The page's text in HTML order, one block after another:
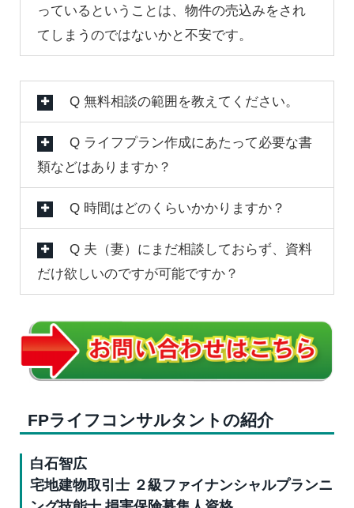
っているということは、物件の売込みをされ
てしまうのではないかと不安です。
Q 無料相談の範囲を教えてください。
Q ライフプラン作成にあたって必要な書
類などはありますか？
Q 時間はどのくらいかかりますか？
Q 夫（妻）にまだ相談しておらず、資料
だけ欲しいのですが可能ですか？
FPライフコンサルタントの紹介
白石智広
宅地建物取引士 ２級ファイナンシャルプランニ